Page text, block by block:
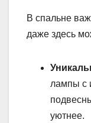
В спальне
даже здесь
лампы с
уютнее.